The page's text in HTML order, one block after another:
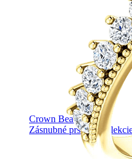
Crown Beauty
Zásnubné prstne z